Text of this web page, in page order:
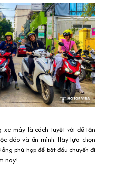
xe máy là cách tuyệt vời để tận
đáo và ẩn mình. Hãy lựa chọn
phù hợp để bắt đầu chuyến đi
nay!